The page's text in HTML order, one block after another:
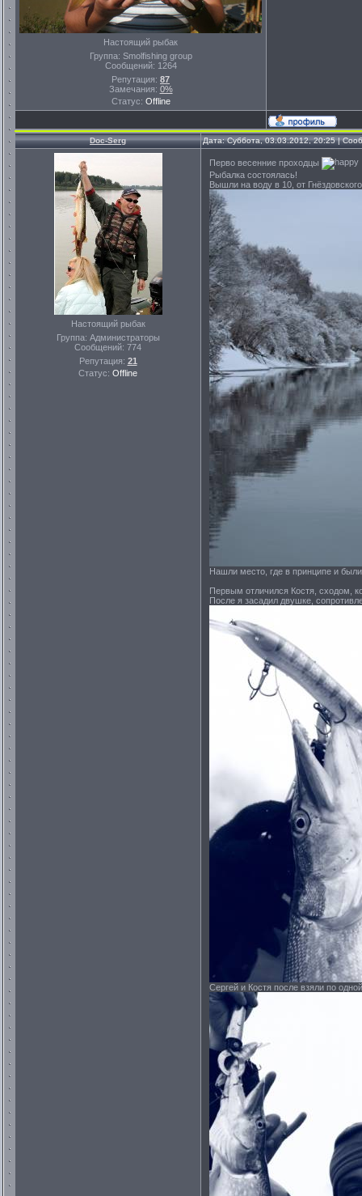
Настоящий рыбак
Группа: Smolfishing group
Сообщений: 1264
Репутация: 87
Замечания: 0%
Статус: Offline
Doc-Serg Дата: Суббота, 03.03.2012, 20:25 |
Настоящий рыбак
Группа: Администраторы
Сообщений: 774
Репутация: 21
Статус: Offline
Перво весенние проходцы
Рыбалка состоялась!
Вышли на воду в 10, от
Нашли место, где в принципе и
Первым отличился Костя, сходом,
После я засадил двушке,
Сергей и Костя после взяли по